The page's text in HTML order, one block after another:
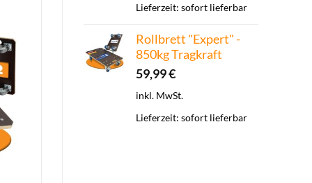
Lieferzeit: sofort lieferbar
Rollbrett "Expert" -
850kg Tragkraft
59,99€
inkl. MwSt.
Lieferzeit: sofort lieferbar